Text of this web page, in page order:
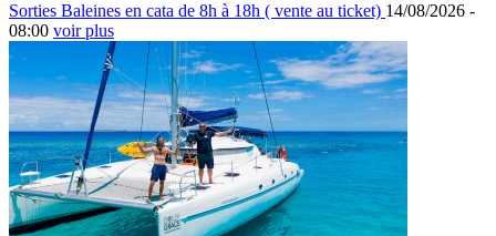
Sorties Baleines en cata de 8h à 18h ( vente au ticket) 14/08/2026 -
08:00 voir plus